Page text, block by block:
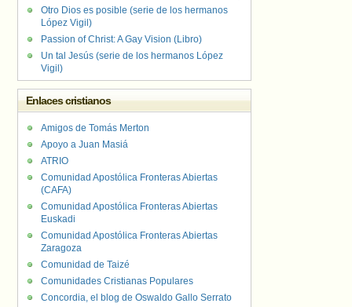
Otro Dios es posible (serie de los hermanos
López Vigil)
Passion of Christ: A Gay Vision (Libro)
Un tal Jesús (serie de los hermanos López
Vigil)
Enlaces cristianos
Amigos de Tomás Merton
Apoyo a Juan Masiá
ATRIO
Comunidad Apostólica Fronteras Abiertas
(CAFA)
Comunidad Apostólica Fronteras Abiertas
Euskadi
Comunidad Apostólica Fronteras Abiertas
Zaragoza
Comunidad de Taizé
Comunidades Cristianas Populares
Concordia, el blog de Oswaldo Gallo Serrato